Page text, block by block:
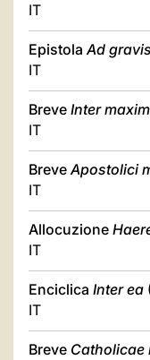
IT
EpistolaAd
IT
Breve Inter
IT
BreveApostolici
IT
Allocuzione
IT
Enciclica Inter ea
IT
Breve Catholicae